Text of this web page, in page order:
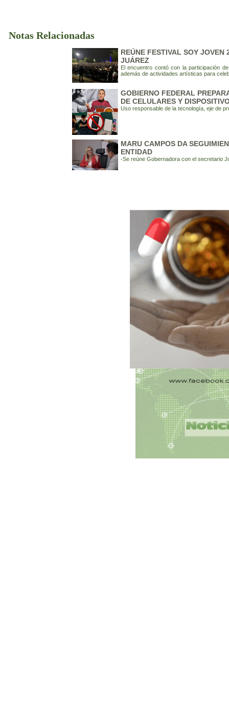
Notas Relacionadas
REÚNE FESTIVAL SOY JOVEN
JUÁREZ
El encuentro contó con la participación
además de actividades artísticas para
GOBIERNO FEDERAL
DE CELULARES Y
Uso responsable de la tecnología, eje de
MARU CAMPOS DA
ENTIDAD
-Se reúne Gobernadora con el secretario